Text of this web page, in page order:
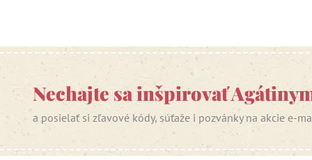
Nechajte sa inšpirovať
a posielať si zľavové kódy, súťaže i pozvánky na akcie e-